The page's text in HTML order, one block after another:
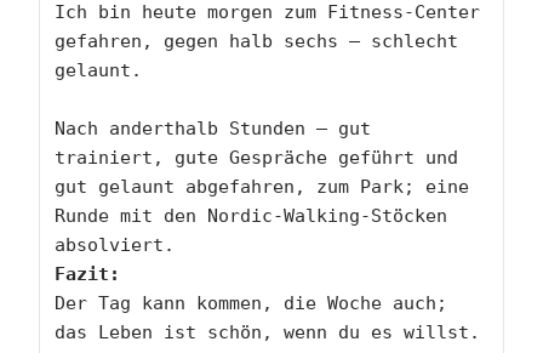
Ich bin heute morgen zum Fitness-Center
gefahren, gegen halb sechs – schlecht
gelaunt.
Nach anderthalb Stunden – gut
trainiert, gute Gespräche geführt und
gut gelaunt abgefahren, zum Park; eine
Runde mit den Nordic-Walking-Stöcken
Fazit:
Der Tag kann kommen, die Woche auch;
das Leben ist schön, wenn du es willst.